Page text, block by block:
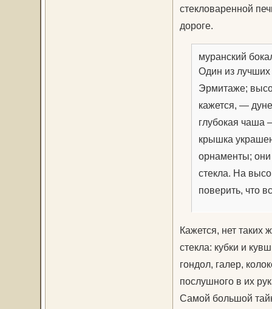
стекловаренной
дороге.
муранский
Один из лучших
Эрмитаже;
кажется, —
глубокая чаша
крышка
орнаменты; они
стекла. На
поверить, что
Кажется, нет таких
стекла: кубки и
гондол, галер,
послушного в их
Самой большой